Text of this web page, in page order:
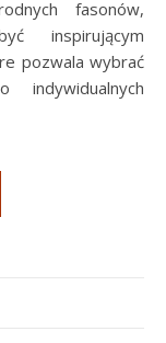
fasonów,
inspirującym
pozwala wybrać
indywidualnych